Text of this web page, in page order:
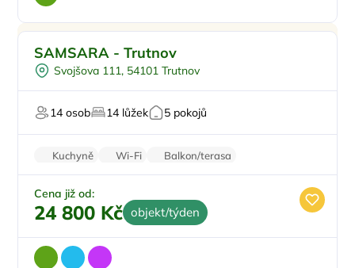
Koupací sud
Vyjížďky na koních
U lesa
SAMSARA - Trutnov
Svojšova 111, 54101 Trutnov
14 osob 14 lůžek 5 pokojů
Kuchyně Wi-Fi
Balkon/terasa
Bezbariérový vstup
Cena již od:
24 800 Kč objekt/týden